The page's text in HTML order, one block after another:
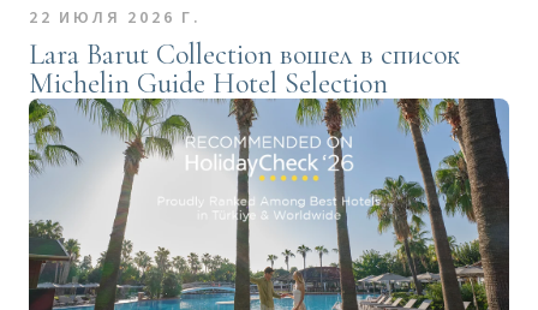
22 ИЮЛЯ 2026 Г.
Lara Barut Collection вошел в список
Michelin Guide Hotel Selection